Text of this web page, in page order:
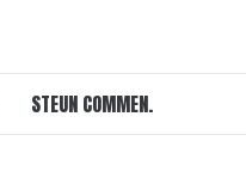
STEUN COMMEN.